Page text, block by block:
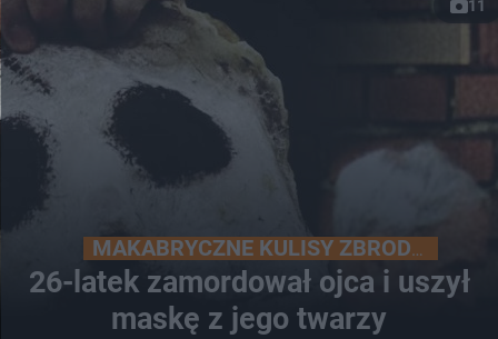
11
MAKABRYCZNE KULISY ZBRODNI
26-latek zamordował ojca i uszył
maskę z jego twarzy